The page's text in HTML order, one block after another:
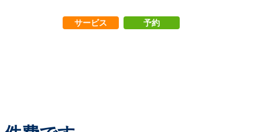
サービス 予約